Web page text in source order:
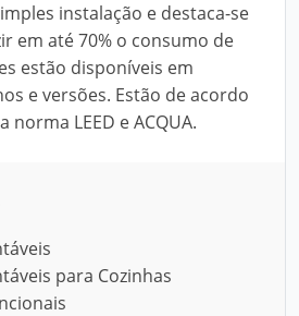
instalação e destaca-se
em até 70% o consumo de
estão disponíveis em
e versões. Estão de acordo
LEED e ACQUA.
para Cozinhas